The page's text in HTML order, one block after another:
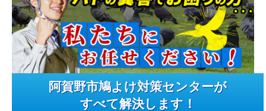
阿賀野市鳩よけ対策センターが
すべて解決します！